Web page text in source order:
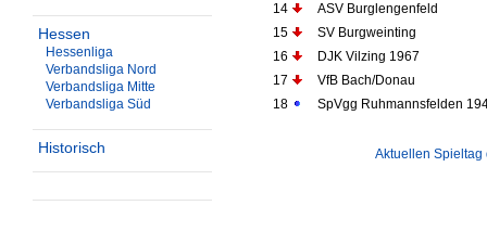
Hessen
Hessenliga
Verbandsliga Nord
Verbandsliga Mitte
Verbandsliga Süd
Historisch
14
ASV Burglengenfeld
15
SV Burgweinting
16
DJK Vilzing 1967
17
VfB Bach/Donau
18
SpVgg Ruhmannsfelden
Aktuellen Spieltag